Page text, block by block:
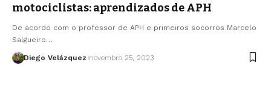
motociclistas: aprendizados de APH
De acordo com o professor de APH e primeiros socorros Marcelo
Salgueiro…
Diego Velázquez novembro 25, 2023